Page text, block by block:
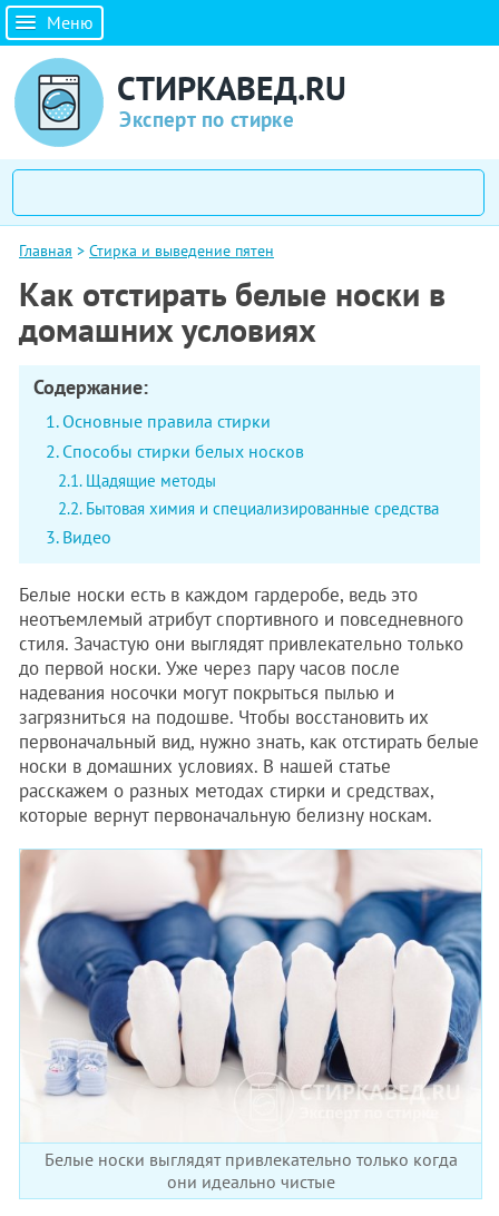
Меню
СТИРКАВЕД.RU
Эксперт по стирке
Главная > Стирка и выведение пятен
Как отстирать белые носки в
домашних условиях
Содержание:
Основные правила стирки
Способы стирки белых носков
Щадящие методы
Бытовая химия и специализированные средства
Видео
Белые носки есть в каждом гардеробе, ведь это
неотъемлемый атрибут спортивного и повседневного
стиля. Зачастую они выглядят привлекательно только
до первой носки. Уже через пару часов после
надевания носочки могут покрыться пылью и
загрязниться на подошве. Чтобы восстановить их
первоначальный вид, нужно знать, как отстирать белые
носки в домашних условиях. В нашей статье
расскажем о разных методах стирки и средствах,
которые вернут первоначальную белизну носкам.
Белые носки выглядят привлекательно только когда
они идеально чистые